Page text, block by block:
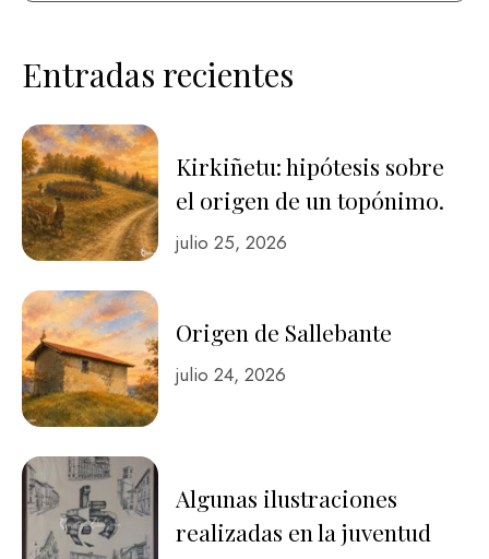
Entradas recientes
Kirkiñetu: hipótesis sobre
el origen de un topónimo.
julio 25, 2026
Origen de Sallebante
julio 24, 2026
Algunas ilustraciones
realizadas en la juventud